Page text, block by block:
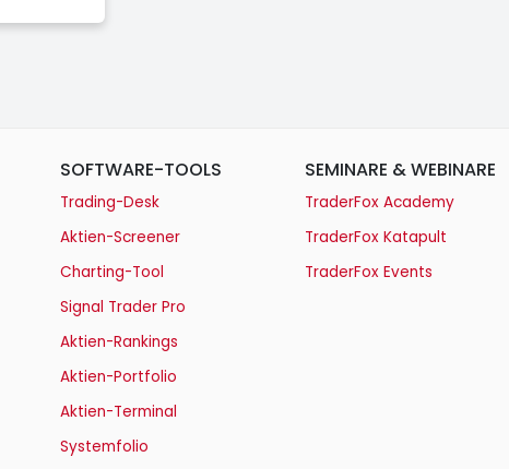
SOFTWARE-TOOLS
Trading-Desk
Aktien-Screener
Charting-Tool
Signal Trader Pro
Aktien-Rankings
Aktien-Portfolio
Aktien-Terminal
Systemfolio
SEMINARE & WEBINARE
TraderFox Academy
TraderFox Katapult
TraderFox Events